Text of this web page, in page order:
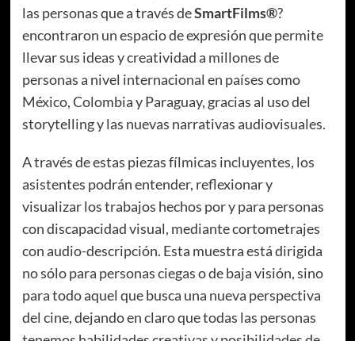
las personas que a través deSmartFilms®?
encontraron un espacio de expresión que permite
llevar sus ideas y creatividad a millones de
personas a nivel internacional en países como
México, Colombia y Paraguay, gracias al uso del
storytelling y las nuevas narrativas audiovisuales.
A través de estas piezas fílmicas incluyentes, los
asistentes podrán entender, reflexionar y
visualizar los trabajos hechos por y para personas
con discapacidad visual, mediante cortometrajes
con audio-descripción. Esta muestra está dirigida
no sólo para personas ciegas o de baja visión, sino
para todo aquel que busca una nueva perspectiva
del cine, dejando en claro que todas las personas